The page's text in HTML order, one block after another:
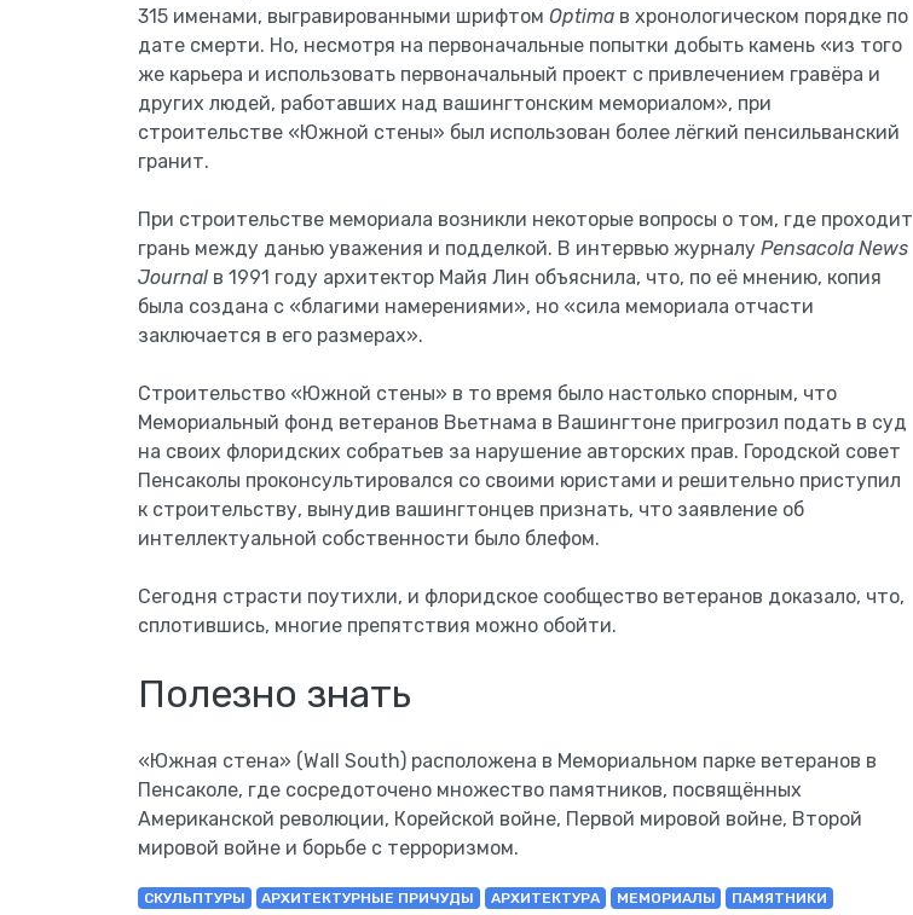
315 именами, выгравированными шрифтом Optima в хронологическом порядке по
дате смерти. Но, несмотря на первоначальные попытки добыть камень «из того
же карьера и использовать первоначальный проект с привлечением гравёра и
других людей, работавших над вашингтонским мемориалом», при
строительстве «Южной стены» был использован более лёгкий пенсильванский
гранит.
При строительстве мемориала возникли некоторые вопросы о том, где проходит
грань между данью уважения и подделкой. В интервью журналу Pensacola News
Journal в 1991 году архитектор Майя Лин объяснила, что, по её мнению, копия
была создана с «благими намерениями», но «сила мемориала отчасти
заключается в его размерах».
Строительство «Южной стены» в то время было настолько спорным, что
Мемориальный фонд ветеранов Вьетнама в Вашингтоне пригрозил подать в суд
на своих флоридских собратьев за нарушение авторских прав. Городской совет
Пенсаколы проконсультировался со своими юристами и решительно приступил
к строительству, вынудив вашингтонцев признать, что заявление об
интеллектуальной собственности было блефом.
Сегодня страсти поутихли, и флоридское сообщество ветеранов доказало, что,
сплотившись, многие препятствия можно обойти.
Полезно знать
«Южная стена» (Wall South) расположена в Мемориальном парке ветеранов в
Пенсаколе, где сосредоточено множество памятников, посвящённых
Американской революции, Корейской войне, Первой мировой войне, Второй
мировой войне и борьбе с терроризмом.
СКУЛЬПТУРЫ АРХИТЕКТУРНЫЕ ПРИЧУДЫ АРХИТЕКТУРА МЕМОРИАЛЫ ПАМЯТНИКИ